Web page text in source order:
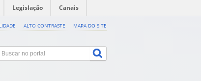
Legislação Canais
ALTO CONTRASTE MAPA DO SITE